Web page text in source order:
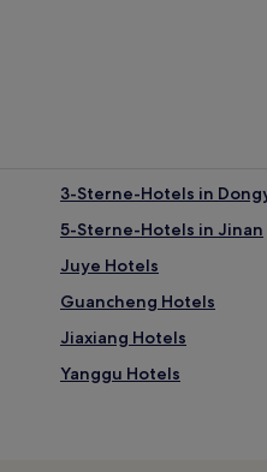
3-Sterne-Hotels in
5-Sterne-Hotels in Jinan
Juye Hotels
Guancheng Hotels
Jiaxiang Hotels
Yanggu Hotels